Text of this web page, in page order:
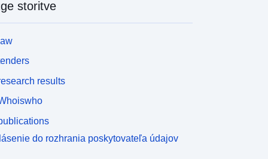
παρέχονται για στατιστική και ερευνητική
τους. Η πιο πρόσφατη διαθέσιμη έκδοση
κάθε συνόλου δεδομένων αντικαθιστά όλες τις
λαμβάνει γνώση των επικαιροποιούμενων
επεξηγήσεων (metadata) και της
κάθε σύνολο δεδομένων, προτού προχωρήσει
χρήση του.​​​
storitve
results
do rozhrania poskytovateľa údajov